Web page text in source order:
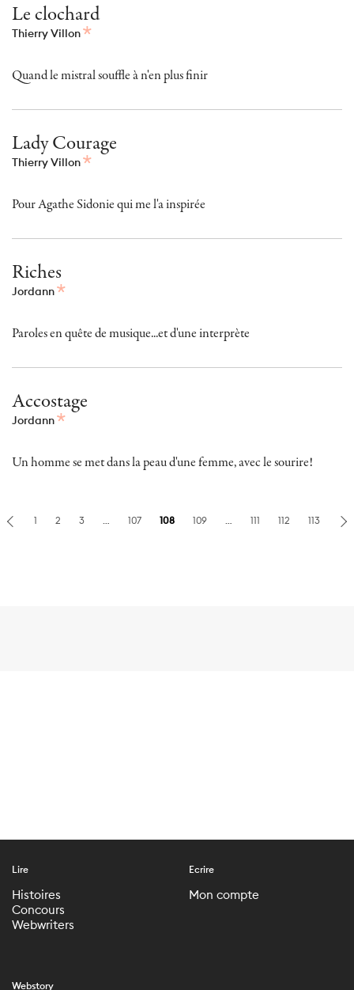
Le clochard
Thierry Villon
Quand le mistral souffle à n'en plus finir
Lady Courage
Thierry Villon
Pour Agathe Sidonie qui me l'a inspirée
Riches
Jordann
Paroles en quête de musique...et d'une interprète
Accostage
Jordann
Un homme se met dans la peau d'une femme, avec le sourire!
1 2 3 … 107 108 109 … 111 112 113
Lire
Histoires
Concours
Webwriters
Ecrire
Mon compte
Webstory